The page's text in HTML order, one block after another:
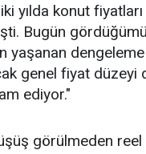
yılda konut
Bugün
yaşanan
genel fiyat düzeyi
ediyor."
görülmeden reel